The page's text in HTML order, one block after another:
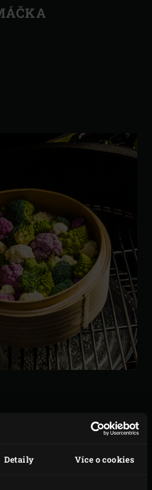
Detaily Více o cookies
približně 10
podpalovačedo
12-15 cm od sebe a zapalte.
dokud jednotlivé kousky